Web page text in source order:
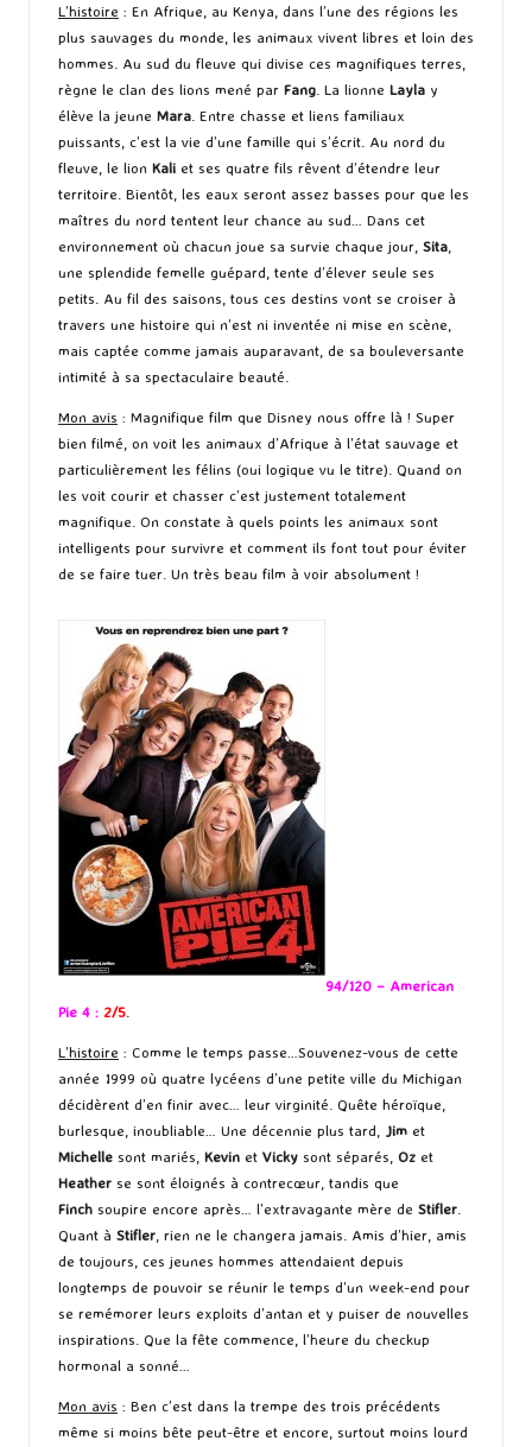
L’histoire : En Afrique, au Kenya, dans l’une des régions les
plus sauvages du monde, les animaux vivent libres et loin des
hommes. Au sud du fleuve qui divise ces magnifiques terres,
règne le clan des lions mené par Fang. La lionne Layla y
élève la jeune Mara. Entre chasse et liens familiaux
puissants, c’est la vie d’une famille qui s’écrit. Au nord du
fleuve, le lion Kali et ses quatre fils rêvent d’étendre leur
territoire. Bientôt, les eaux seront assez basses pour que les
maîtres du nord tentent leur chance au sud… Dans cet
environnement où chacun joue sa survie chaque jour, Sita,
une splendide femelle guépard, tente d’élever seule ses
petits. Au fil des saisons, tous ces destins vont se croiser à
travers une histoire qui n’est ni inventée ni mise en scène,
mais captée comme jamais auparavant, de sa bouleversante
intimité à sa spectaculaire beauté.
Mon avis : Magnifique film que Disney nous offre là ! Super
bien filmé, on voit les animaux d’Afrique à l’état sauvage et
particulièrement les félins (oui logique vu le titre). Quand on
les voit courir et chasser c’est justement totalement
magnifique. On constate à quels points les animaux sont
intelligents pour survivre et comment ils font tout pour éviter
de se faire tuer. Un très beau film à voir absolument !
94/120 – American
Pie 4 : 2/5.
L’histoire : Comme le temps passe…Souvenez-vous de cette
année 1999 où quatre lycéens d’une petite ville du Michigan
décidèrent d’en finir avec… leur virginité. Quête héroïque,
burlesque, inoubliable… Une décennie plus tard, Jim et
Michelle sont mariés, Kevin et Vicky sont séparés, Oz et
Heather se sont éloignés à contrecœur, tandis que
Finch soupire encore après… l’extravagante mère de Stifler.
Quant à Stifler, rien ne le changera jamais. Amis d’hier, amis
de toujours, ces jeunes hommes attendaient depuis
longtemps de pouvoir se réunir le temps d’un week-end pour
se remémorer leurs exploits d’antan et y puiser de nouvelles
inspirations. Que la fête commence, l’heure du checkup
hormonal a sonné…
Mon avis : Ben c’est dans la trempe des trois précédents
même si moins bête peut-être et encore, surtout moins lourd